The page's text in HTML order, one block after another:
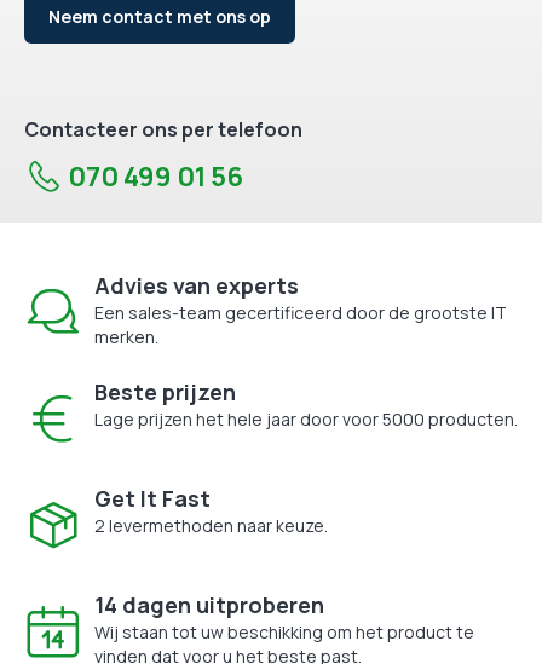
Neem contact met ons op
Contacteer ons per telefoon
070 499 01 56
Advies van experts
Een sales-team gecertificeerd door de grootste IT
merken.
Beste prijzen
Lage prijzen het hele jaar door voor 5000 producten.
Get It Fast
2 levermethoden naar keuze.
14 dagen uitproberen
Wij staan tot uw beschikking om het product te
vinden dat voor u het beste past.